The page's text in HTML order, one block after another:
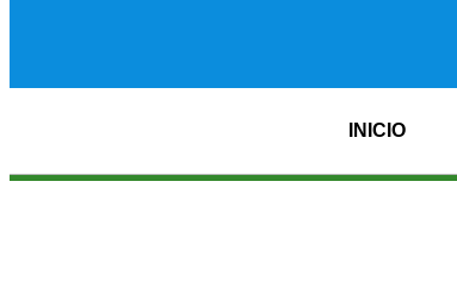
INICIO